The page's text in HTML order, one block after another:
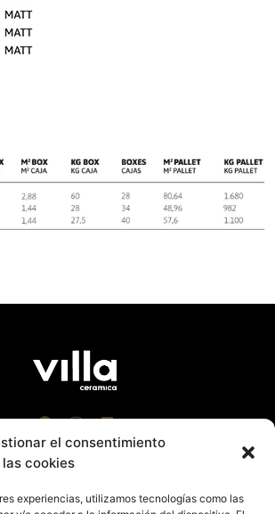
el consentimiento
las cookies
experiencias, utilizamos tecnologías como las